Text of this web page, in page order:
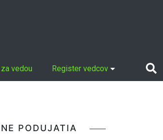
vedou Register vedcov
PODUJATIA